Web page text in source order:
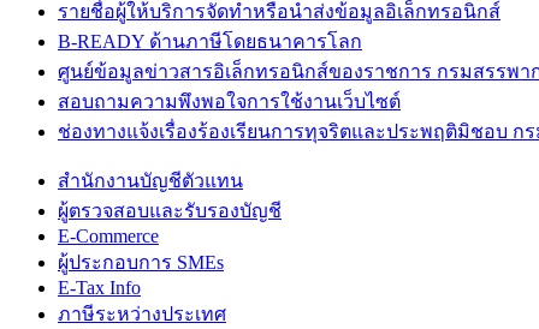
รายชื่อผู้ให้บริการจัดทำหรือนำส่งข้อมูลอิเล็กทรอนิกส์
B-READY ด้านภาษีโดยธนาคารโลก
ศูนย์ข้อมูลข่าวสารอิเล็กทรอนิกส์ของราชการ กรมสรรพา
สอบถามความพึงพอใจการใช้งานเว็บไซต์
ช่องทางแจ้งเรื่องร้องเรียนการทุจริตและประพฤติมิชอบ ก
สำนักงานบัญชีตัวแทน
ผู้ตรวจสอบและรับรองบัญชี
E-Commerce
ผู้ประกอบการ SMEs
E-Tax Info
ภาษีระหว่างประเทศ